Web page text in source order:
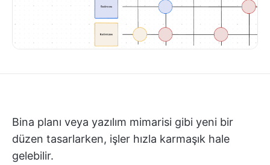
Bina planı veya yazılım mimarisi gibi yeni bir
düzen tasarlarken, işler hızla karmaşık hale
gelebilir.